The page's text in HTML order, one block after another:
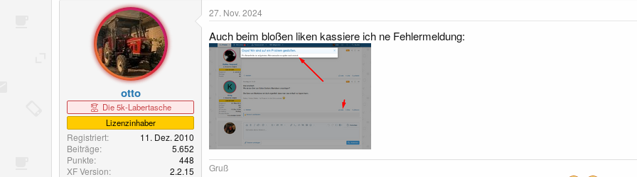
otto
Die 5k-Labertasche
Lizenzinhaber
Registriert
11. Dez. 2010
Beiträge
5.652
Punkte
448
XF Version
2.2.15
27. Nov. 2024
Auch beim bloßen liken kassiere ich ne Fehlermeldung:
Gruß